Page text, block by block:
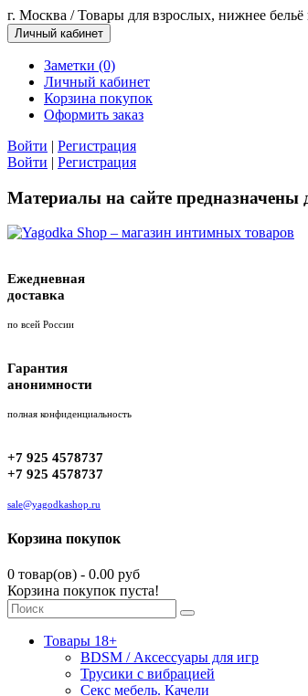
г. Москва / Товары для взрослых, нижнее бельё
Личный кабинет
Заметки (0)
Личный кабинет
Корзина покупок
Оформить заказ
Войти | Регистрация
Войти | Регистрация
Материалы на сайте предназначены
Ежедневная
доставка
по всей России
Гарантия
анонимности
полная конфиденциальность
+7 925 4578737
+7 925 4578737
sale@yagodkashop.ru
Корзина покупок
0 товар(ов) - 0.00 руб
Корзина покупок пуста!
Товары 18+
BDSM / Аксессуары для игр
Трусики с вибрацией
Секс мебель. Качели